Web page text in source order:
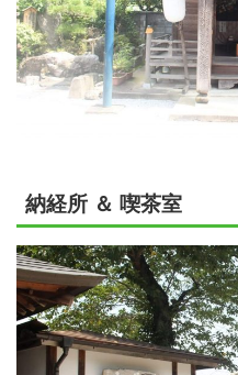
納経所 ＆ 喫茶室